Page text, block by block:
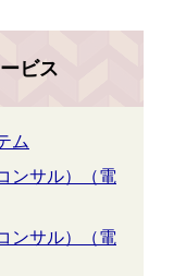
ビス
ム
ンサル）（電
ンサル）（電